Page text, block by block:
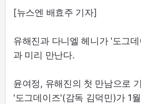
[뉴스엔 배효주 기자]
유해진과 다니엘 헤니가 '도그
과 미리 만난다.
윤여정, 유해진의 첫 만남으로
'도그데이즈'(감독 김덕민)가 1